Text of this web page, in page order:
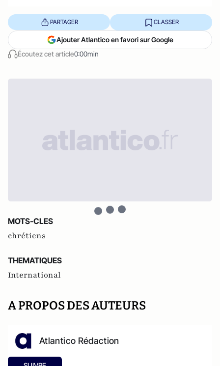
Écoutez cet article0:00min
PARTAGER CLASSER
Ajouter Atlantico en favori sur Google
MOTS-CLES
chrétiens
THEMATIQUES
International
A PROPOS DES AUTEURS
Atlantico Rédaction